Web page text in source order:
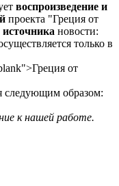
воспроизведение и
проекта "Греция от
источника новости:
только в
от
следующим образом:
к нашей работе.